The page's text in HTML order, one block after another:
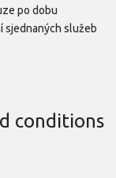
po dobu
sjednaných služeb
conditions